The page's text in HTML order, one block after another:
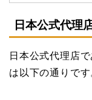
日本公式代理
日本公式代理店
は以下の通りです